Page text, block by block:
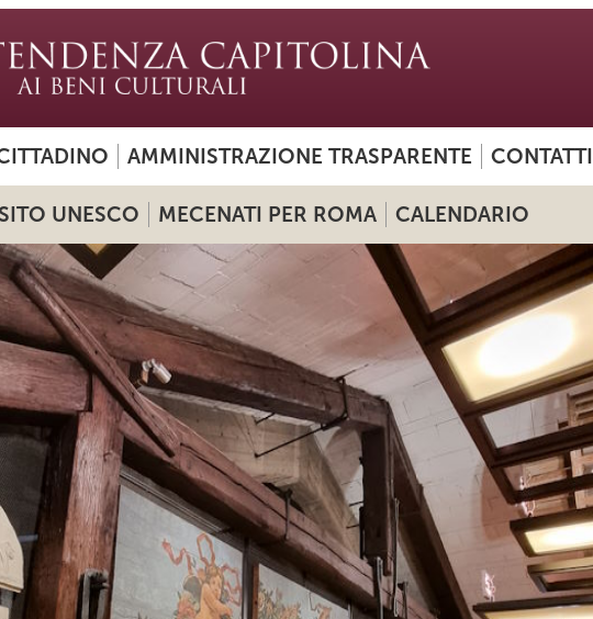
AMMINISTRAZIONE TRASPARENTE CONTATTI
SITO UNESCO MECENATI PER ROMA CALENDARIO